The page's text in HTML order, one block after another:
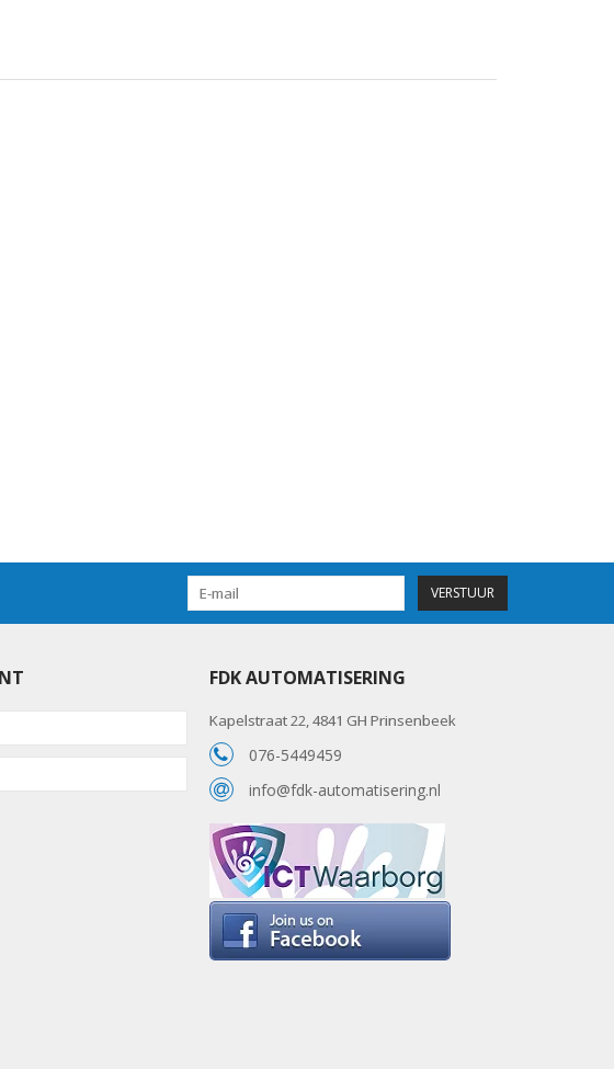
VERSTUUR
FDK AUTOMATISERING
Kapelstraat 22, 4841 GH Prinsenbeek
076-5449459
info@fdk-automatisering.nl